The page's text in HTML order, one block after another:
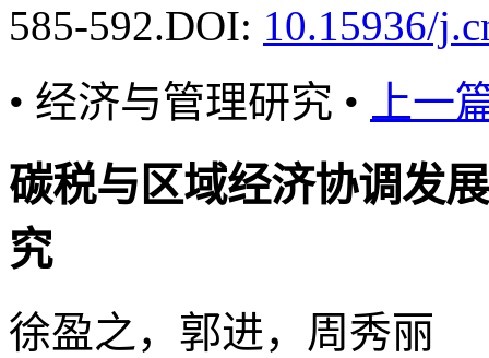
585-592.DOI: 10.15936/
• 经济与管理研究 •
上一
碳税与区域经济协调发
究
徐盈之，郭进，周秀丽